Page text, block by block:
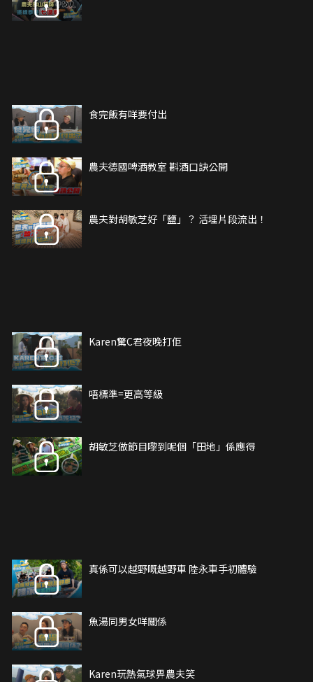
⻝完飯有咩要付出
農夫德國啤酒教室 斟酒口訣公開
農夫對胡敏芝好「鹽」？ 活埋片段流出！
Karen驚C君夜晚打佢
唔標準=更高等級
胡敏芝做節目嚟到呢個「田地」係應得
真係可以越野嘅越野車 陸永車手初體驗
魚湯同男女咩關係
Karen玩熱氣球畀農夫笑